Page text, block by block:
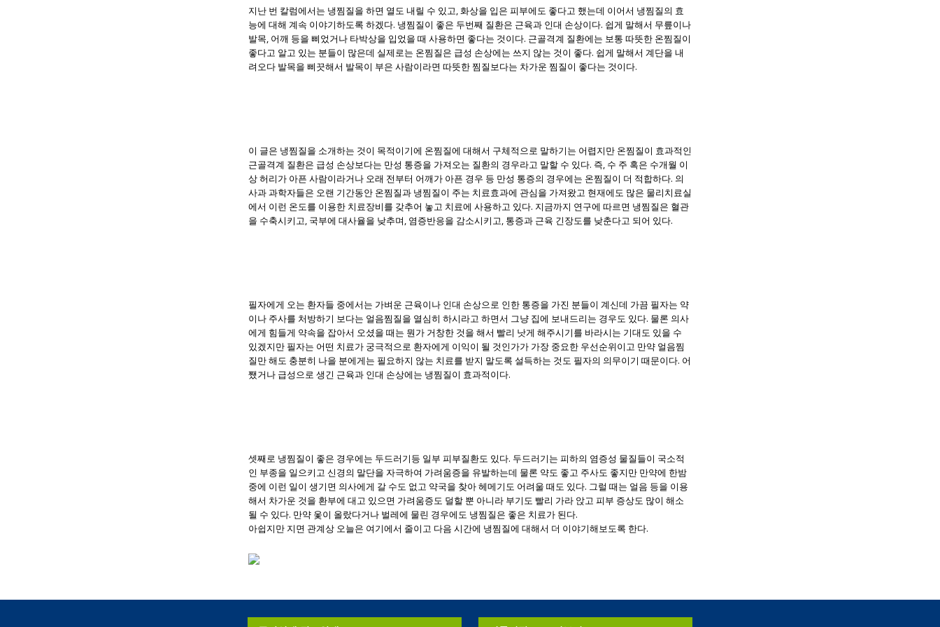
지난 번 칼럼에서는 냉찜질을 하면 열도 내릴 수 있고, 화상을 입은 피부에도 좋다고 했는데 이어서 냉찜질의 효
능에 대해 계속 이야기하도록 하겠다. 냉찜질이 좋은 두번째 질환은 근육과 인대 손상이다. 쉽게 말해서 무릎이나
발목, 어깨 등을 삐었거나 타박상을 입었을 때 사용하면 좋다는 것이다. 근골격계 질환에는 보통 따뜻한 온찜질이
좋다고 알고 있는 분들이 많은데 실제로는 온찜질은 급성 손상에는 쓰지 않는 것이 좋다. 쉽게 말해서 계단을 내
려오다 발목을 삐끗해서 발목이 부은 사람이라면 따뜻한 찜질보다는 차가운 찜질이 좋다는 것이다.
이 글은 냉찜질을 소개하는 것이 목적이기에 온찜질에 대해서 구체적으로 말하기는 어렵지만 온찜질이 효과적인
근골격계 질환은 급성 손상보다는 만성 통증을 가져오는 질환의 경우라고 말할 수 있다. 즉, 수 주 혹은 수개월 이
상 허리가 아픈 사람이라거나 오래 전부터 어깨가 아픈 경우 등 만성 통증의 경우에는 온찜질이 더 적합하다. 의
사과 과학자들은 오랜 기간동안 온찜질과 냉찜질이 주는 치료효과에 관심을 가져왔고 현재에도 많은 물리치료실
에서 이런 온도를 이용한 치료장비를 갖추어 놓고 치료에 사용하고 있다. 지금까지 연구에 따르면 냉찜질은 혈관
을 수축시키고, 국부에 대사율을 낮추며, 염증반응을 감소시키고, 통증과 근육 긴장도를 낮춘다고 되어 있다.
필자에게 오는 환자들 중에서는 가벼운 근육이나 인대 손상으로 인한 통증을 가진 분들이 계신데 가끔 필자는 약
이나 주사를 처방하기 보다는 얼음찜질을 열심히 하시라고 하면서 그냥 집에 보내드리는 경우도 있다. 물론 의사
에게 힘들게 약속을 잡아서 오셨을 때는 뭔가 거창한 것을 해서 빨리 낫게 해주시기를 바라시는 기대도 있을 수
있겠지만 필자는 어떤 치료가 궁극적으로 환자에게 이익이 될 것인가가 가장 중요한 우선순위이고 만약 얼음찜
질만 해도 충분히 나을 분에게는 필요하지 않는 치료를 받지 말도록 설득하는 것도 필자의 의무이기 때문이다. 어
쨌거나 급성으로 생긴 근육과 인대 손상에는 냉찜질이 효과적이다.
셋째로 냉찜질이 좋은 경우에는 두드러기등 일부 피부질환도 있다. 두드러기는 피하의 염증성 물질들이 국소적
인 부종을 일으키고 신경의 말단을 자극하여 가려움증을 유발하는데 물론 약도 좋고 주사도 좋지만 만약에 한밤
중에 이런 일이 생기면 의사에게 갈 수도 없고 약국을 찾아 헤메기도 어려울 때도 있다. 그럴 때는 얼음 등을 이용
해서 차가운 것을 환부에 대고 있으면 가려움증도 덜할 뿐 아니라 부기도 빨리 가라 앉고 피부 증상도 많이 해소
될 수 있다. 만약 옻이 올랐다거나 벌레에 물린 경우에도 냉찜질은 좋은 치료가 된다.
아쉽지만 지면 관계상 오늘은 여기에서 줄이고 다음 시간에 냉찜질에 대해서 더 이야기해보도록 한다.